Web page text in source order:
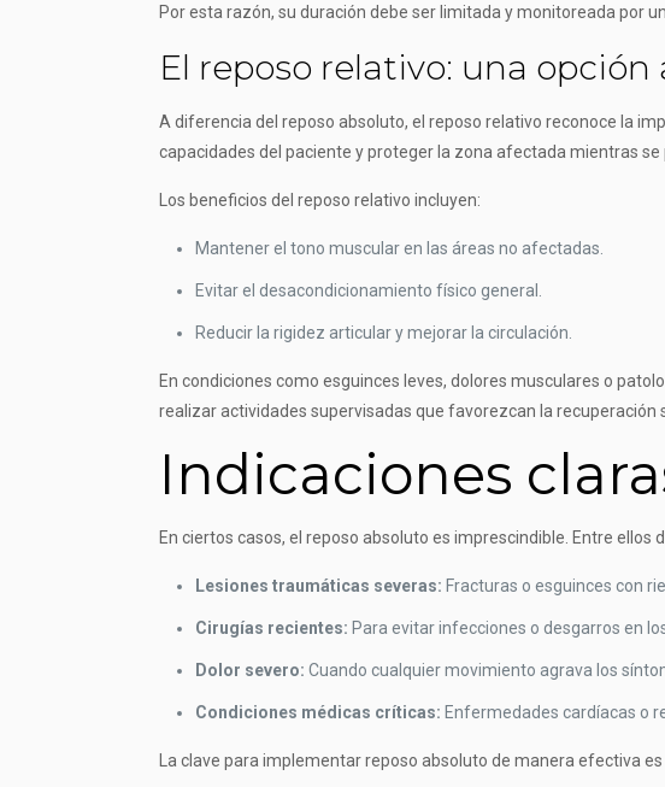
Por esta razón, su duración debe ser limitada y monitoreada por
El reposo relativo: una
A diferencia del reposo absoluto, el reposo relativo reconoce la
capacidades del paciente y proteger la zona afectada mientras
Los beneficios del reposo relativo incluyen:
Mantener el tono muscular en las áreas no afectadas.
Evitar el desacondicionamiento físico general.
Reducir la rigidez articular y mejorar la circulación.
En condiciones como esguinces leves, dolores musculares o
realizar actividades supervisadas que favorezcan la recuperación
Indicaciones
En ciertos casos, el reposo absoluto es imprescindible. Entre ellos
Lesiones traumáticas severas: Fracturas o esguinces con
Cirugías recientes: Para evitar infecciones o desgarros en
Dolor severo: Cuando cualquier movimiento agrava los
Condiciones médicas críticas: Enfermedades cardíacas o
La clave para implementar reposo absoluto de manera efectiva